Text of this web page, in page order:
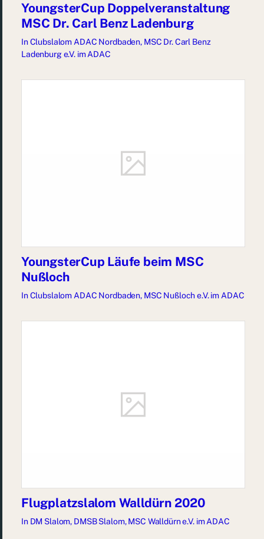
YoungsterCup Doppelveranstaltung
MSC Dr. Carl Benz Ladenburg
InClubslalom ADAC Nordbaden, MSC Dr. Carl Benz
Ladenburg e.V. im ADAC
YoungsterCup Läufe beim MSC
Nußloch
InClubslalom ADAC Nordbaden, MSC Nußloch e.V. im ADAC
Flugplatzslalom Walldürn 2020
In DM Slalom, DMSB Slalom,MSC Walldürn e.V. im ADAC